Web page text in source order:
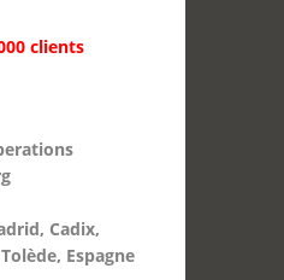
Cadix,
Espagne
Global
Francfort